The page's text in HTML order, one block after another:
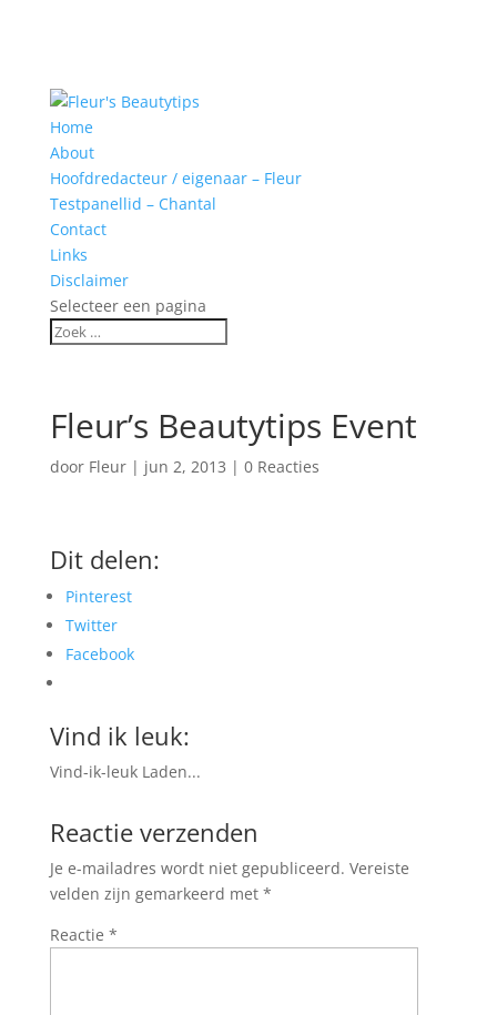
Home
About
Hoofdredacteur / eigenaar – Fleur
Testpanellid – Chantal
Contact
Links
Disclaimer
Selecteer een pagina
Fleur’s Beautytips Event
door Fleur| jun 2, 2013 | 0 Reacties
Dit delen:
Pinterest
Twitter
Facebook
Vind ik leuk:
Vind-ik-leuk Laden...
Reactie verzenden
Je e-mailadres wordt niet gepubliceerd. Vereiste
velden zijn gemarkeerd met *
Reactie *